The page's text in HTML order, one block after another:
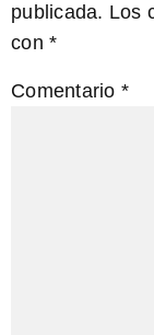
publicada. Los
con *
Comentario *